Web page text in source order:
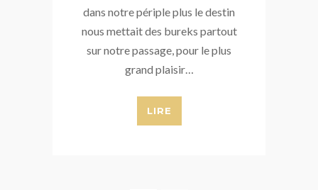
dans notre périple plus le destin
nous mettait des bureks partout
sur notre passage, pour le plus
grand plaisir…
LIRE